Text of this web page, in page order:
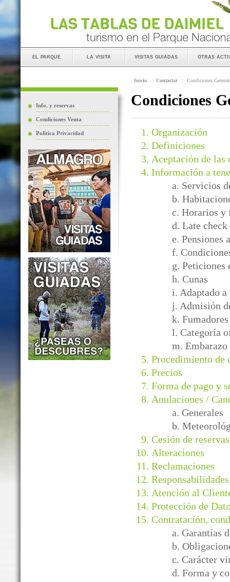
el parque la visita visitas guiadas otras
Info. y reservas
Condiciones Venta
Política Privacidad
Inicio :: Contactar :: Condiciones
Condiciones
Organización
Definiciones
Aceptación de las
Información a
a. Servicios
b.
c. Horarios y
d. Late check
e. Pensiones
f.
g. Peticiones
h. Cunas
i. Adaptado
j. Admisión
k. Fumadores
l. Categoría
m. Embarazo
Procedimiento de
Precios
Forma de pago y
Anulaciones /
a. Generales
b.
Cesión de reservas
Alteraciones
Reclamaciones
Responsabilidades
Atención al
Protección de
Contratación,
a. Garantías
b.
c. Carácter
d. Forma y